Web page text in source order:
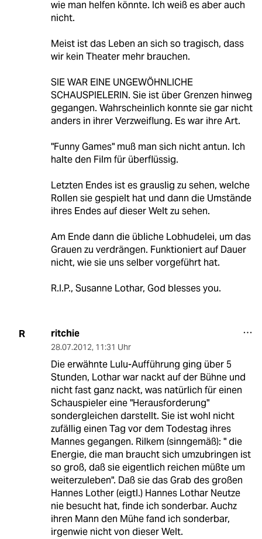
wie man helfen könnte. Ich weiß es aber auch
nicht.
Meist ist das Leben an sich so tragisch, dass
wir kein Theater mehr brauchen.
SIE WAR EINE UNGEWÖHNLICHE
SCHAUSPIELERIN. Sie ist über Grenzen hinweg
gegangen. Wahrscheinlich konnte sie gar nicht
anders in ihrer Verzweiflung. Es war ihre Art.
"Funny Games" muß man sich nicht antun. Ich
halte den Film für überflüssig.
Letzten Endes ist es grauslig zu sehen, welche
Rollen sie gespielt hat und dann die Umstände
ihres Endes auf dieser Welt zu sehen.
Am Ende dann die übliche Lobhudelei, um das
Grauen zu verdrängen. Funktioniert auf Dauer
nicht, wie sie uns selber vorgeführt hat.
R.I.P., Susanne Lothar, God blesses you.
R ritchie
28.07.2012, 11:31 Uhr
Die erwähnte Lulu-Aufführung ging über 5
Stunden, Lothar war nackt auf der Bühne und
nicht fast ganz nackt, was natürlich für einen
Schauspieler eine "Herausforderung"
sondergleichen darstellt. Sie ist wohl nicht
zufällig einen Tag vor dem Todestag ihres
Mannes gegangen. Rilkem (sinngemäß): " die
Energie, die man braucht sich umzubringen ist
so groß, daß sie eigentlich reichen müßte um
weiterzuleben". Daß sie das Grab des großen
Hannes Lother (eigtl.) Hannes Lothar Neutze
nie besucht hat, finde ich sonderbar. Auchz
ihren Mann den Mühe fand ich sonderbar,
irgenwie nicht von dieser Welt.